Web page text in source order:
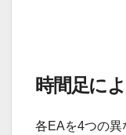
時間足に
各EAを4つの異